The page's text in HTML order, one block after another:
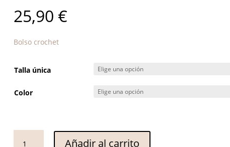
25,90 €
Bolso crochet
Talla única
Color
Añadir al carrito